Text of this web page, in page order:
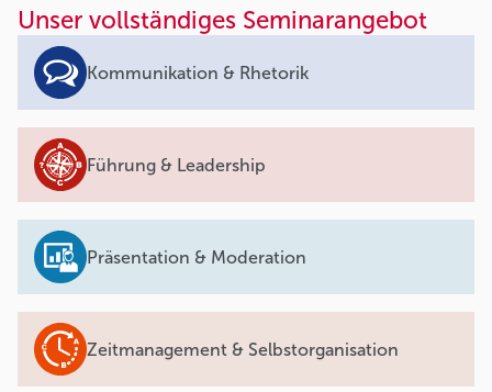
Unser vollständiges Seminarangebot
Kommunikation & Rhetorik
Führung & Leadership
Präsentation & Moderation
Zeitmanagement & Selbstorganisation